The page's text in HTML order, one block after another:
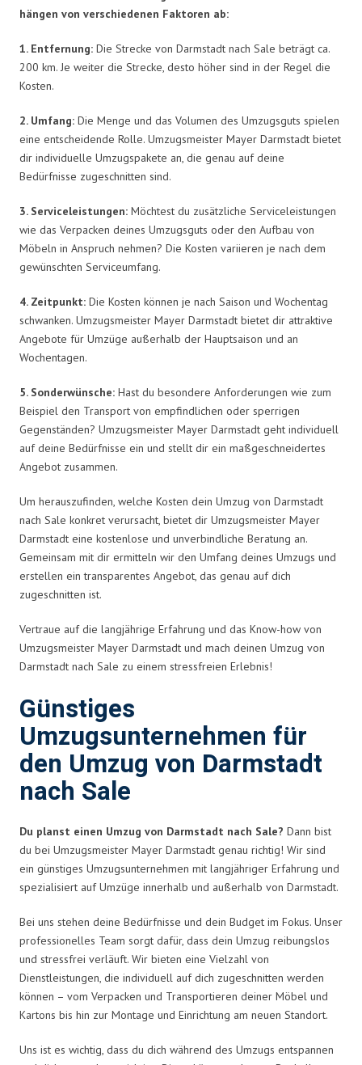
hängen von verschiedenen Faktoren ab:
1. Entfernung: Die Strecke von Darmstadt nach Sale beträgt ca.
200 km. Je weiter die Strecke, desto höher sind in der Regel die
Kosten.
2. Umfang: Die Menge und das Volumen des Umzugsguts spielen
eine entscheidende Rolle. Umzugsmeister Mayer Darmstadt bietet
dir individuelle Umzugspakete an, die genau auf deine
Bedürfnisse zugeschnitten sind.
3. Serviceleistungen: Möchtest du zusätzliche Serviceleistungen
wie das Verpacken deines Umzugsguts oder den Aufbau von
Möbeln in Anspruch nehmen? Die Kosten variieren je nach dem
gewünschten Serviceumfang.
4. Zeitpunkt: Die Kosten können je nach Saison und Wochentag
schwanken. Umzugsmeister Mayer Darmstadt bietet dir attraktive
Angebote für Umzüge außerhalb der Hauptsaison und an
Wochentagen.
5. Sonderwünsche: Hast du besondere Anforderungen wie zum
Beispiel den Transport von empfindlichen oder sperrigen
Gegenständen? Umzugsmeister Mayer Darmstadt geht individuell
auf deine Bedürfnisse ein und stellt dir ein maßgeschneidertes
Angebot zusammen.
Um herauszufinden, welche Kosten dein Umzug von Darmstadt
nach Sale konkret verursacht, bietet dir Umzugsmeister Mayer
Darmstadt eine kostenlose und unverbindliche Beratung an.
Gemeinsam mit dir ermitteln wir den Umfang deines Umzugs und
erstellen ein transparentes Angebot, das genau auf dich
zugeschnitten ist.
Vertraue auf die langjährige Erfahrung und das Know-how von
Umzugsmeister Mayer Darmstadt und mach deinen Umzug von
Darmstadt nach Sale zu einem stressfreien Erlebnis!
Günstiges
Umzugsunternehmen für
den Umzug von Darmstadt
nach Sale
Du planst einen Umzug von Darmstadt nach Sale? Dann bist
du bei Umzugsmeister Mayer Darmstadt genau richtig! Wir sind
ein günstiges Umzugsunternehmen mit langjähriger Erfahrung und
spezialisiert auf Umzüge innerhalb und außerhalb von Darmstadt.
Bei uns stehen deine Bedürfnisse und dein Budget im Fokus. Unser
professionelles Team sorgt dafür, dass dein Umzug reibungslos
und stressfrei verläuft. Wir bieten eine Vielzahl von
Dienstleistungen, die individuell auf dich zugeschnitten werden
können – vom Verpacken und Transportieren deiner Möbel und
Kartons bis hin zur Montage und Einrichtung am neuen Standort.
Uns ist es wichtig, dass du dich während des Umzugs entspannen